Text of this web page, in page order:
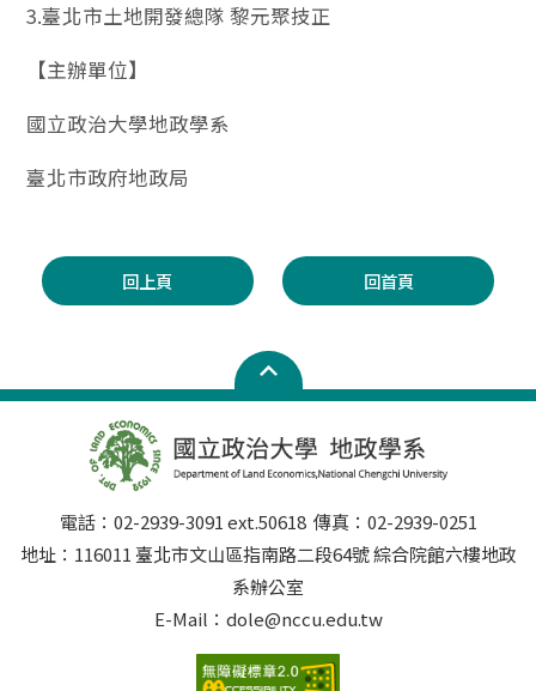
3.臺北市土地開發總隊 黎元聚技正
【主辦單位】
國立政治大學地政學系
臺北市政府地政局
回上頁 回首頁
電話：02-2939-3091 ext.50618 傳真：02-2939-0251
地址：116011 臺北市文山區指南路二段64號 綜合院館六樓地政
系辦公室
E-Mail：dole@nccu.edu.tw